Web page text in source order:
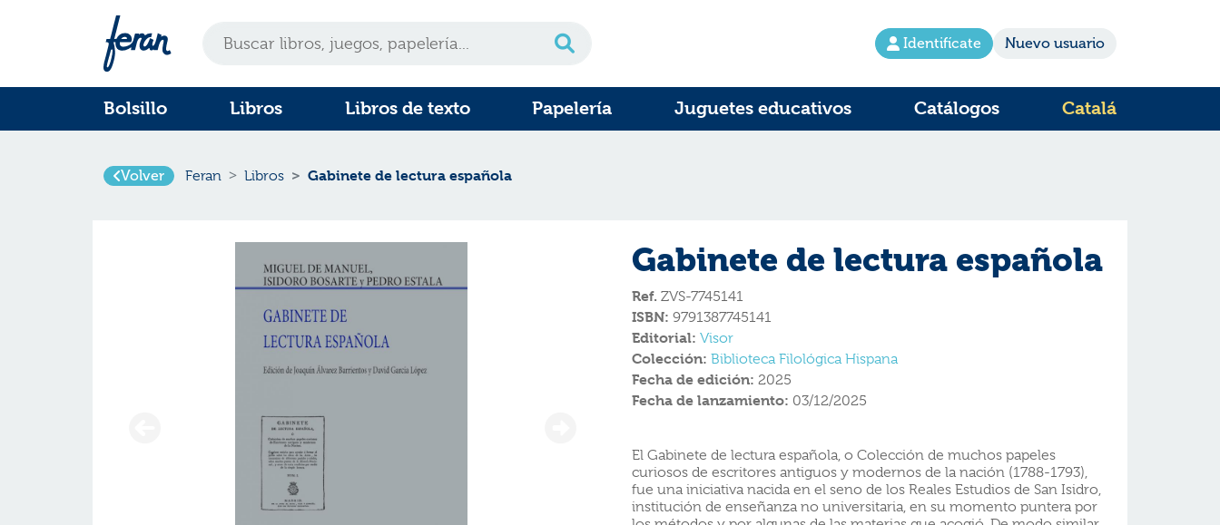
Identifícate Nuevo usuario
Bolsillo Libros Libros de texto Papelería Juguetes educativos Catálogos Catalá
Volver Feran Libros Gabinete de lectura española
Gabinete de lectura española
Ref. ZVS-7745141
ISBN: 9791387745141
Editorial: Visor
Colección: Biblioteca Filológica Hispana
Fecha de edición: 2025
Fecha de lanzamiento: 03/12/2025
El Gabinete de lectura española, o Colección de muchos papeles
curiosos de escritores antiguos y modernos de la nación (1788-1793),
fue una iniciativa nacida en el seno de los Reales Estudios de San Isidro,
institución de enseñanza no universitaria, en su momento puntera por